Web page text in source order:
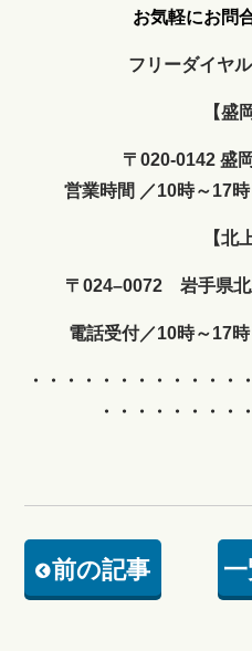
お気軽にお問
フリーダイヤ
【盛
〒020-0142 盛
営業時間 ／10時～17時
【北
〒024–0072 岩手県北
電話受付／10時～
・・・・・・・・・・・・
・・・・・・・・
前の記事